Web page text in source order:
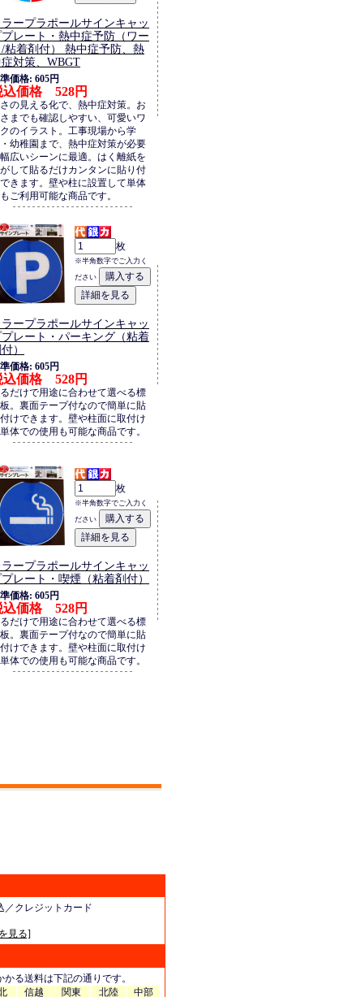
ラープラポールサインキャッ
プレート・熱中症予防（ワー
/粘着剤付） 熱中症予防、熱
対策、WBGT
価格: 605円
込価格 528円
の見える化で、熱中症対策。お
までも確認しやすい、可愛いワ
のイラスト。工事現場から学
幼稚園まで、熱中症対策が必要
広いシーンに最適。はく離紙を
して貼るだけカンタンに貼り付
きます。壁や柱に設置して単体
ご利用可能な商品です。
枚
※半角数字でご入力く
ださい
ラープラポールサインキャッ
プレート・パーキング（粘着
）
価格: 605円
込価格 528円
だけで用途に合わせて選べる標
。裏面テープ付なので簡単に貼
けできます。壁や柱面に取付け
体での使用も可能な商品です。
枚
※半角数字でご入力く
ださい
ラープラポールサインキャッ
プレート・喫煙（粘着剤付）
価格: 605円
込価格 528円
だけで用途に合わせて選べる標
。裏面テープ付なので簡単に貼
けできます。壁や柱面に取付け
体での使用も可能な商品です。
／クレジットカード
見る]
る送料は下記の通りです。
信越 関東 北陸 中部